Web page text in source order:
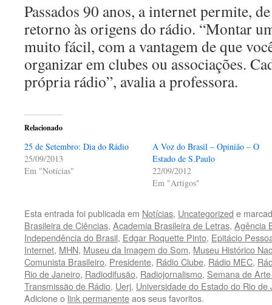
Passados 90 anos, a internet permite,
retorno às origens do rádio. “Montar
muito fácil, com a vantagem de que
organizar em clubes ou associações.
própria rádio”, avalia a professora.
Relacionado
25 de Setembro: Dia do Rádio
25/09/2013
Em "Notícias"
A Voz do Brasil – Opinião – O
Estado de S.Paulo
22/09/2012
Em "Artigos"
Esta entrada foi publicada em Notícias, Uncategorized e
Brasileira de Ciências, Academia Brasileira de Letras, Agência
Independência do Brasil, Edgar Roquette Pinto, Epitácio
Internet, MHN, Museu da Imagem do Som, Museu Histórico
Comunista Brasileiro, Presidente, Rádio Clube, Rádio MEC,
Rio de Janeiro, Radiodifusão, Radiojornalismo, Semana de
Transmissão de Rádio, Uerj, Universidade do Estado do Rio de
Adicione o link permanenteaos seus favoritos.